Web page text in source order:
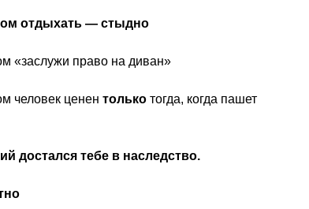
отдыхать — стыдно
«заслужи право на диван»
человек ценен только тогда, когда пашет
достался тебе в наследство.